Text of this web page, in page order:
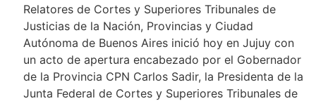
Relatores de Cortes y Superiores Tribunales de
Justicias de la Nación, Provincias y Ciudad
Autónoma de Buenos Aires inició hoy en Jujuy con
un acto de apertura encabezado por el Gobernador
de la Provincia CPN Carlos Sadir, la Presidenta de la
Junta Federal de Cortes y Superiores Tribunales de